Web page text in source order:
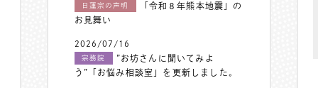
日蓮宗の声明
「令和８年熊本地震」の
お見舞い
2026/07/16
宗務院
”お坊さんに聞いてみよ
う”「お悩み相談室」を更新しました。